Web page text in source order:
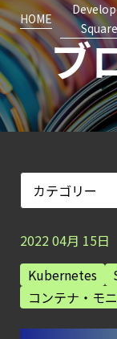
ブ
HOME
Square
202204月 15日
Kubernetes
コンテナ・モ